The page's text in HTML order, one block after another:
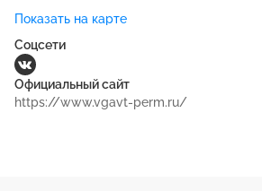
Показать на карте
Соцсети
Официальный сайт
https://www.vgavt-perm.ru/